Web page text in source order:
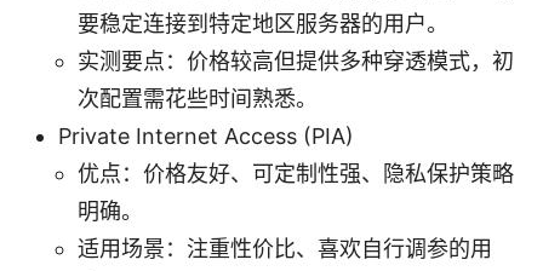
要稳定连接到特定地区服务器的用户。
实测要点：价格较高但提供多种穿透模式，初
次配置需花些时间熟悉。
Private Internet Access (PIA)
优点：价格友好、可定制性强、隐私保护策略
明确。
适用场景：注重性价比、喜欢自行调参的用